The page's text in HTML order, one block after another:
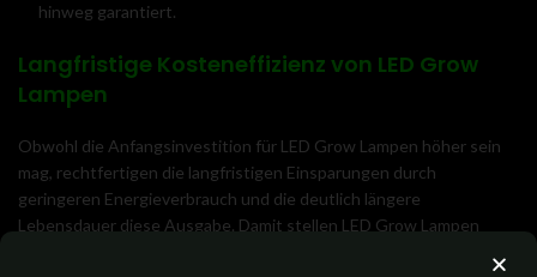
hinweg garantiert.
Langfristige Kosteneffizienz von LED Grow
Lampen
Obwohl die Anfangsinvestition für LED Grow Lampen höher sein
mag, rechtfertigen die langfristigen Einsparungen durch
geringeren Energieverbrauch und die deutlich längere
Lebensdauer diese Ausgabe. Damit stellen LED Grow Lampen